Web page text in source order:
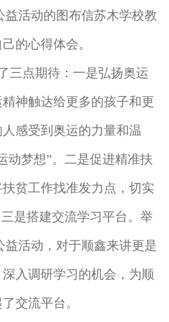
益活动的图布信苏木学校教
的心得体会。
三点期待：一是弘扬奥运
神触达给更多的孩子和更
感受到奥运的力量和温
动梦想”。二是促进精准扶
贫工作找准发力点，切实
是搭建交流学习平台。举
益活动，对于顺鑫来讲更是
入调研学习的机会，为顺
交流平台。